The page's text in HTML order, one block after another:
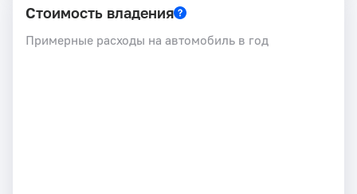
Стоимость владения
Примерные расходы на автомобиль в год